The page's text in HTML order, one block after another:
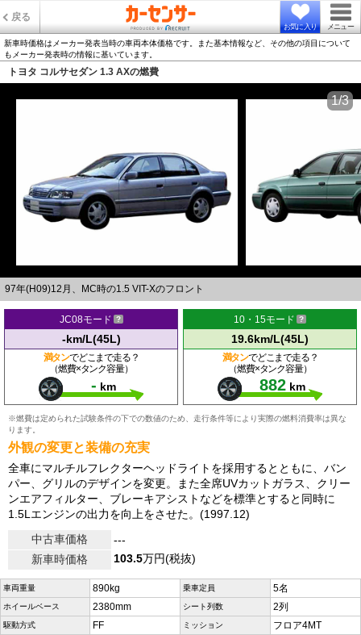
戻る
お気に入り メニュー
新車時価格はメーカー発表当時の車両本体価格です。また基本情報など、その他の項目について
もメーカー発表時の情報に基いています。
トヨタ コルサセダン 1.3 AXの燃費
97年(H09)12月、MC時の1.5 VIT-Xのフロント
1/3
JC08モード
-km/L(45L)
満タンでどこまで走る？
（燃費×タンク容量）
- km
10・15モード
19.6km/L(45L)
満タンでどこまで走る？
（燃費×タンク容量）
882 km
※燃費は定められた試験条件の下での数値のため、走行条件等により実際の燃料消費率は異な
ります。
外観の変更と装備の充実
全車にマルチルフレクターヘッドライトを採用するとともに、バン
パー、グリルのデザインを変更。また全席UVカットガラス、クリー
ンエアフィルター、ブレーキアシストなどを標準とすると同時に
1.5Lエンジンの出力を向上をさせた。(1997.12)
中古車価格
---
新車時価格
103.5万円(税抜)
車両重量 890kg 乗車定員 5名
ホイールベース 2380mm シート列数 2列
駆動方式 FF ミッション フロア4MT